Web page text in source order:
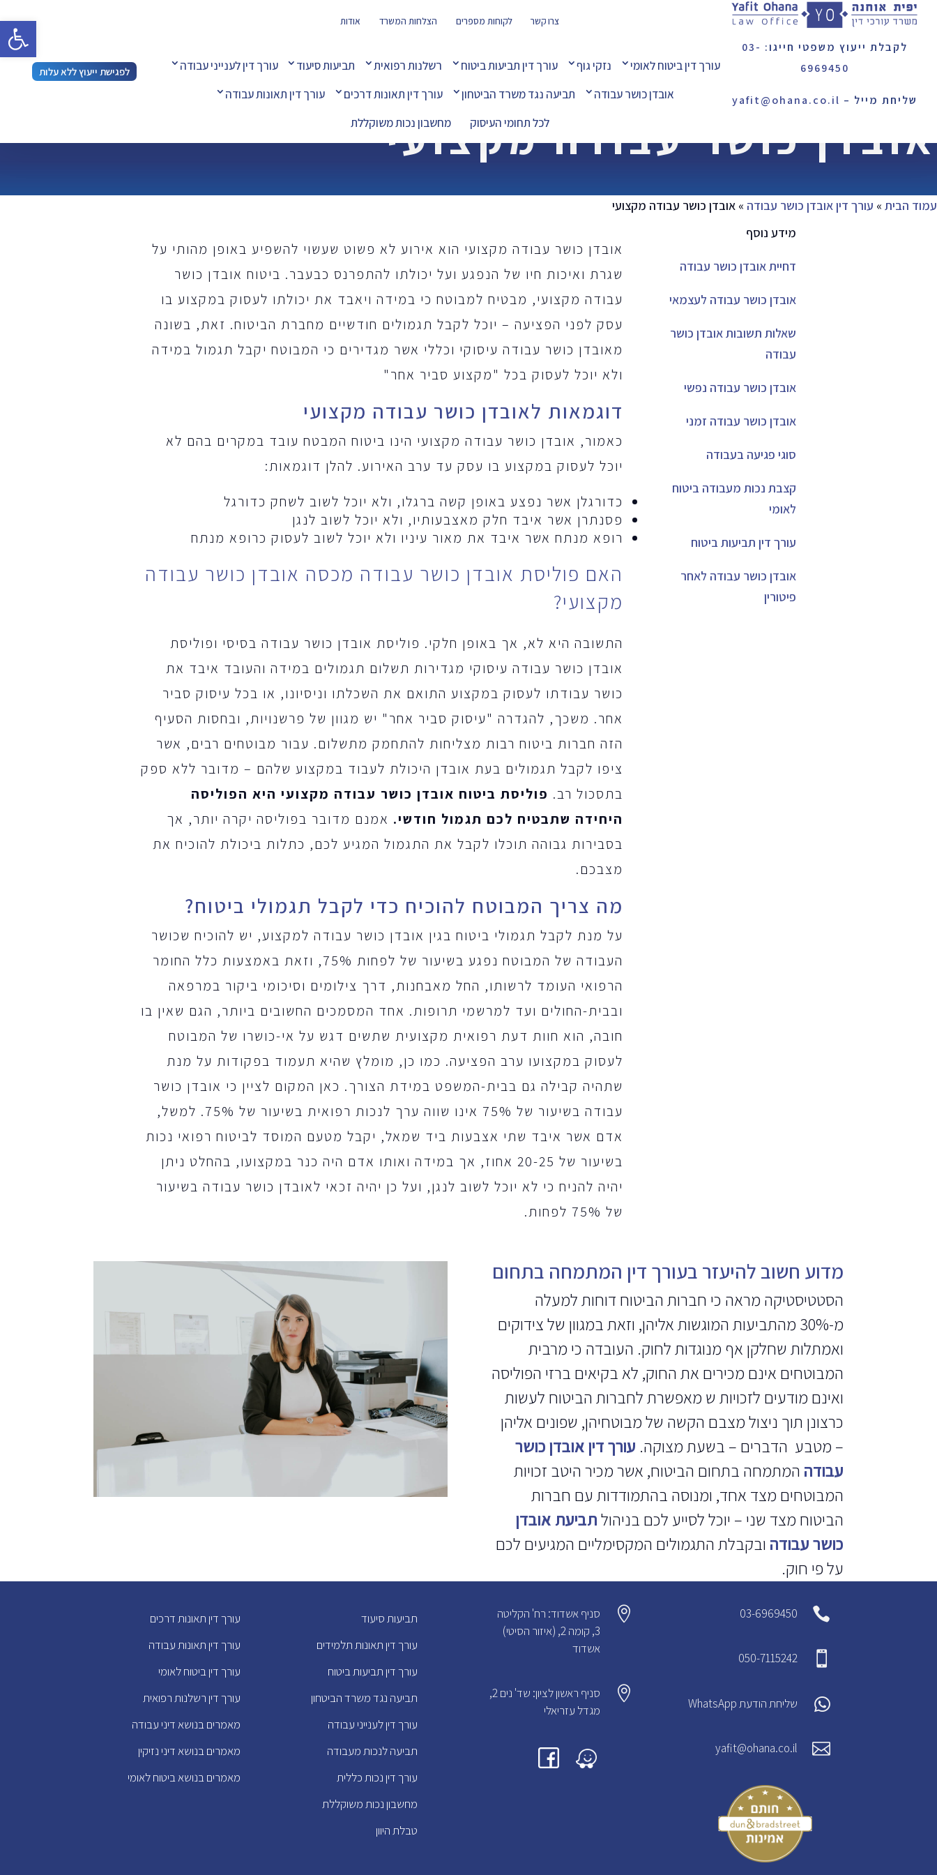
לפגישת ייעוץ ללא עלות
צרו קשר לקוחות מספרים הצלחות המשרד אודות
עורך דין ביטוח לאומי נזקי גוף עורך דין תביעות ביטוח רשלנות רפואית תביעות סיעוד
עורך דין לענייני עבודה
אובדן כושר עבודה
תביעה נגד משרד הביטחון עורך דין תאונות דרכים
עורך דין תאונות עבודה
לכל תחומי העיסוק
מחשבון נכות משוקללת
לקבלת ייעוץ משפטי חייגו: 03-
6969450
שליחת מייל – yafit@ohana.co.il
אובדן כושר עבודה מקצועי
עמוד הבית » עורך דין אובדן כושר עבודה » אובדן כושר עבודה מקצועי
אובדן כושר עבודה מקצועי הוא אירוע לא פשוט שעשוי להשפיע באופן מהותי על
שגרת ואיכות חיו של הנפגע ועל יכולתו להתפרנס כבעבר. ביטוח אובדן כושר
עבודה מקצועי, מבטיח למבוטח כי במידה ויאבד את יכולתו לעסוק במקצוע בו
עסק לפני הפציעה – יוכל לקבל תגמולים חודשיים מחברת הביטוח. זאת, בשונה
מאובדן כושר עבודה עיסוקי וכללי אשר מגדירים כי המבוטח יקבל תגמול במידה
ולא יוכל לעסוק בכל "מקצוע סביר אחר"
דוגמאות לאובדן כושר עבודה מקצועי
כאמור, אובדן כושר עבודה מקצועי הינו ביטוח המבטח עובד במקרים בהם לא
יוכל לעסוק במקצוע בו עסק עד ערב האירוע. להלן דוגמאות:
כדורגלן אשר נפצע באופן קשה ברגלו, ולא יוכל לשוב לשחק כדורגל
פסנתרן אשר איבד חלק מאצבעותיו, ולא יוכל לשוב לנגן
רופא מנתח אשר איבד את מאור עיניו ולא יוכל לשוב לעסוק כרופא מנתח
האם פוליסת אובדן כושר עבודה מכסה אובדן כושר עבודה
מקצועי?
התשובה היא לא, אך באופן חלקי. פוליסת אובדן כושר עבודה בסיסי ופוליסת
אובדן כושר עבודה עיסוקי מגדירות תשלום תגמולים במידה והעובד איבד את
כושר עבודתו לעסוק במקצוע התואם את השכלתו וניסיונו, או בכל עיסוק סביר
אחר. משכך, להגדרה "עיסוק סביר אחר" יש מגוון של פרשנויות, ובחסות הסעיף
הזה חברות ביטוח רבות מצליחות להתחמק מתשלום. עבור מבוטחים רבים, אשר
ציפו לקבל תגמולים בעת אובדן היכולת לעבוד במקצוע שלהם – מדובר ללא ספק
בתסכול רב. פוליסת ביטוח אובדן כושר עבודה מקצועי היא הפוליסה
היחידה שתבטיח לכם תגמול חודשי. אמנם מדובר בפוליסה יקרה יותר, אך
בסבירות גבוהה תוכלו לקבל את התגמול המגיע לכם, כתלות ביכולת להוכיח את
מצבכם.
מה צריך המבוטח להוכיח כדי לקבל תגמולי ביטוח?
על מנת לקבל תגמולי ביטוח בגין אובדן כושר עבודה למקצוע, יש להוכיח שכושר
העבודה של המבוטח נפגע בשיעור של לפחות 75%, וזאת באמצעות כלל החומר
הרפואי העומד לרשותו, החל מאבחנות, דרך צילומים וסיכומי ביקור במרפאה
ובבית-החולים ועד למרשמי תרופות. אחד המסמכים החשובים ביותר, הגם שאין בו
חובה, הוא חוות דעת רפואית מקצועית שתשים דגש על אי-כושרו של המבוטח
לעסוק במקצועו ערב הפציעה. כמו כן, מומלץ שהיא תעמוד בפקודות על מנת
שתהיה קבילה גם בבית-המשפט במידת הצורך. כאן המקום לציין כי אובדן כושר
עבודה בשיעור של 75% אינו שווה ערך לנכות רפואית בשיעור של 75%. למשל,
אדם אשר איבד שתי אצבעות ביד שמאל, יקבל מטעם המוסד לביטוח רפואי נכות
בשיעור של 20-25 אחוז, אך במידה ואותו אדם היה כנר במקצועו, בהחלט ניתן
יהיה להניח כי לא יוכל לשוב לנגן, ועל כן יהיה זכאי לאובדן כושר עבודה בשיעור
של 75% לפחות.
מידע נוסף
דחיית אובדן כושר עבודה
אובדן כושר עבודה לעצמאי
שאלות תשובות אובדן כושר
עבודה
אובדן כושר עבודה נפשי
אובדן כושר עבודה זמני
סוגי פגיעה בעבודה
קצבת נכות מעבודה ביטוח
לאומי
עורך דין תביעות ביטוח
אובדן כושר עבודה לאחר
פיטורין
מדוע חשוב להיעזר בעורך דין המתמחה בתחום
הסטטיסטיקה מראה כי חברות הביטוח דוחות למעלה
מ-30% מהתביעות המוגשות אליהן, וזאת במגוון של צידוקים
ואמתלות שחלקן אף מנוגדות לחוק. העובדה כי מרבית
המבוטחים אינם מכירים את החוק, לא בקיאים ברזי הפוליסה
ואינם מודעים לזכויות ש מאפשרת לחברות הביטוח לעשות
כרצונן תוך ניצול מצבם הקשה של מבוטחיהן, שפונים אליהן
– מטבע הדברים – בשעת מצוקה. עורך דין אובדן כושר
עבודה המתמחה בתחום הביטוח, אשר מכיר היטב זכויות
המבוטחים מצד אחד, ומנוסה בהתמודדות עם חברות
הביטוח מצד שני – יוכל לסייע לכם בניהולתביעת אובדן
כושר עבודה ובקבלת התגמולים המקסימליים המגיעים לכם
על פי חוק.
עורך דין תאונות דרכים
עורך דין תאונות עבודה
עורך דין ביטוח לאומי
עורך דין רשלנות רפואית
מאמרים בנושא דיני עבודה
מאמרים בנושא דיני נזיקין
מאמרים בנושא ביטוח לאומי
תביעות סיעוד
עורך דין תאונות תלמידים
עורך דין תביעות ביטוח
תביעה נגד משרד הביטחון
עורך דין לענייני עבודה
תביעה לנכות מעבודה
עורך דין נכות כללית
מחשבון נכות משוקללת
טבלת היוון

סניף אשדוד: רח' הקליטה
3, קומה 2, (איזור הסיטי)
אשדוד

סניף ראשון לציון: שד' נים 2,
מגדל עזריאלי

03-6969450

050-7115242
 שליחת הודעת WhatsApp

yafit@ohana.co.il